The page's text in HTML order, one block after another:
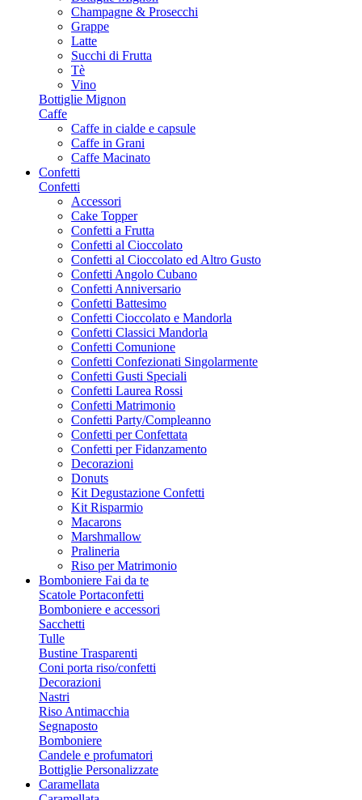
Champagne & Prosecchi
Grappe
Latte
Succhi di Frutta
Tè
Vino
Bottiglie Mignon
Caffe
Caffe in cialde e capsule
Caffe in Grani
Caffe Macinato
Confetti
Confetti
Accessori
Cake Topper
Confetti a Frutta
Confetti al Cioccolato
Confetti al Cioccolato ed Altro Gusto
Confetti Angolo Cubano
Confetti Anniversario
Confetti Battesimo
Confetti Cioccolato e Mandorla
Confetti Classici Mandorla
Confetti Comunione
Confetti Confezionati Singolarmente
Confetti Gusti Speciali
Confetti Laurea Rossi
Confetti Matrimonio
Confetti Party/Compleanno
Confetti per Confettata
Confetti per Fidanzamento
Decorazioni
Donuts
Kit Degustazione Confetti
Kit Risparmio
Macarons
Marshmallow
Pralineria
Riso per Matrimonio
Bomboniere Fai da te
Scatole Portaconfetti
Bomboniere e accessori
Sacchetti
Tulle
Bustine Trasparenti
Coni porta riso/confetti
Decorazioni
Nastri
Riso Antimacchia
Segnaposto
Bomboniere
Candele e profumatori
Bottiglie Personalizzate
Caramellata